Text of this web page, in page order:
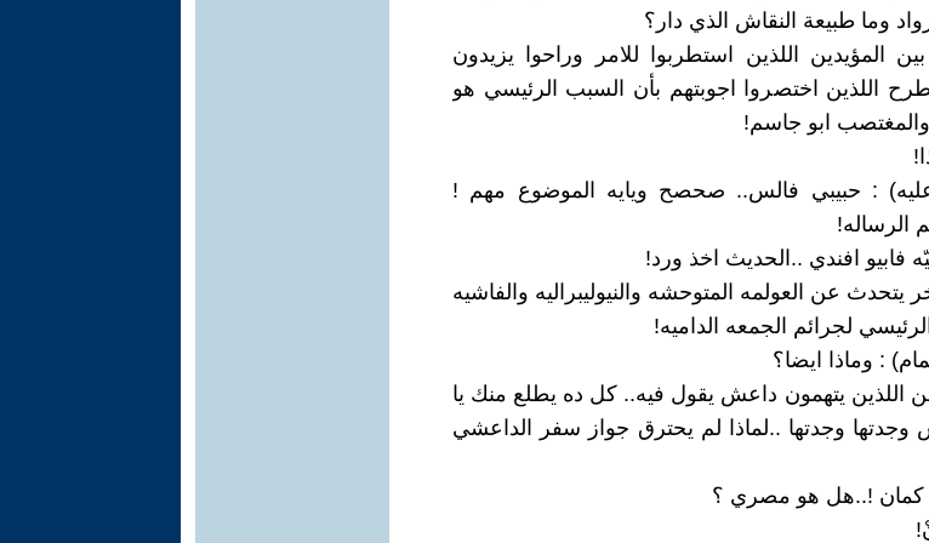
وما طبيعة النقاش الذي دار؟
اللذين استطربوا للامر وراحوا يزيدون
اللذين اختصروا اجوبتهم بأن السبب الرئيسي هو
ابو جاسم!
عليه) : حبيبي فالس.. صحصح ويايه الموضوع مهم !
الرساله!
افندي ..الحديث اخذ ورد!
عن العولمه المتوحشه والنيوليبراليه والفاشيه
لجرائم الجمعه الداميه!
: وماذا ايضا؟
اللذين يتهمون داعش يقول فيه.. كل ده يطلع منك يا
وجدتها ..لماذا لم يحترق جواز سفر الداعشي
كمان !..هل هو مصري ؟